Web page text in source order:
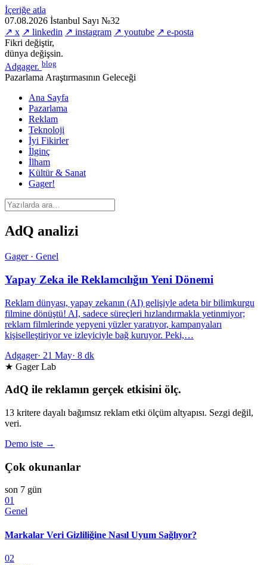
İçeriğe atla
07.08.2026 İstanbul Sayı №32
↗ x ↗ linkedin ↗ instagram ↗ youtube ↗ e-posta
Fikri değiştir,
dünya değişsin.
Adgager. blog
Pazarlama Araştırmasının Geleceği
Ana Sayfa
Pazarlama
Reklam
Teknoloji
İyi Fikirler
İlginç
İlham
Kültür & Sanat
Gager!
AdQ analizi
Gager · Genel
Yapay Zeka ile Reklamcılığın Yeni Dönemi
Reklam dünyası, yapay zekanın (AI) gelişiyle adeta bir bilimkurgu
filmine dönüştü! AI, sadece süreçleri hızlandırmakla yetinmiyor;
reklam filmlerinde yepyeni yüzler yaratıyor, kampanyaları
kişiselleştiriyor ve izleyiciyle bağ kuruyor. Peki,…
Adgager· 21 May· 8 dk
★ Gager Lab
AdQ ile reklamın gerçek etkisini ölç.
13 kritere dayalı bağımsız reklam etki ölçüm altyapısı. Sezgi değil,
veri.
Demo iste →
Çok okunanlar
son 7 gün
01
Genel
Markalar Veri Gizliliğine Nasıl Uyum Sağlıyor?
02